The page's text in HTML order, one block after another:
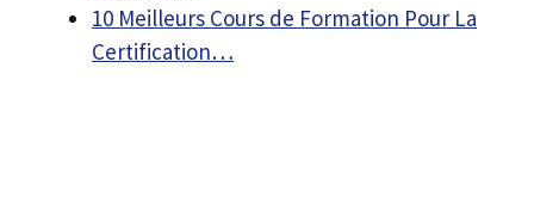
10 Meilleurs Cours de Formation Pour La
Certification…